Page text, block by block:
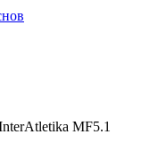
MF5.1